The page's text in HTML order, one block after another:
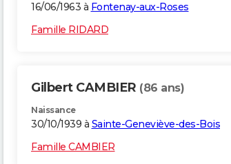
16/06/1963 à Fontenay-aux-Roses
Famille RIDARD
Gilbert CAMBIER (86 ans)
Naissance
30/10/1939 à Sainte-Geneviève-des-Bois
Famille CAMBIER